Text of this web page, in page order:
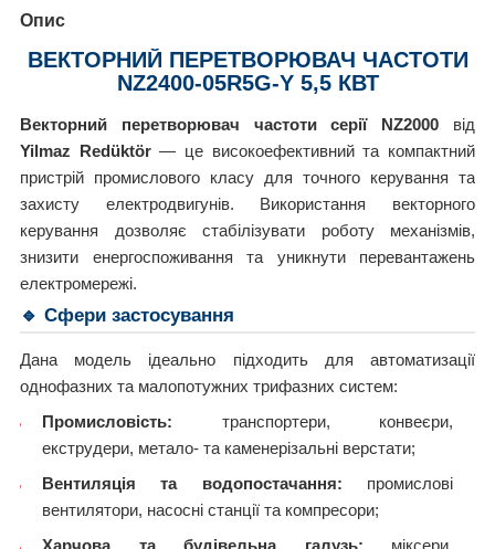
Опис
ВЕКТОРНИЙ ПЕРЕТВОРЮВАЧ ЧАСТОТИ
NZ2400-05R5G-Y 5,5 КВТ
Векторний перетворювач частоти серії NZ2000 від
Yilmaz Redüktör— це високоефективний та компактний
пристрій промислового класу для точного керування та
захисту електродвигунів. Використання векторного
керування дозволяє стабілізувати роботу механізмів,
знизити енергоспоживання та уникнути перевантажень
електромережі.
🔹 Сфери застосування
Дана модель ідеально підходить для автоматизації
однофазних та малопотужних трифазних систем:
Промисловість: транспортери, конвеєри,
екструдери, метало- та каменерізальні верстати;
Вентиляція та водопостачання: промислові
вентилятори, насосні станції та компресори;